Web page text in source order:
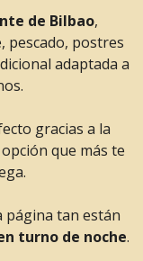
de Bilbao,
pescado, postres
adaptada a
gracias a la
opción que más te
página tan están
en turno de noche.